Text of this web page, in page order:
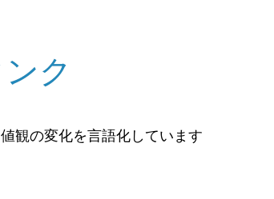
ク
観の変化を言語化しています